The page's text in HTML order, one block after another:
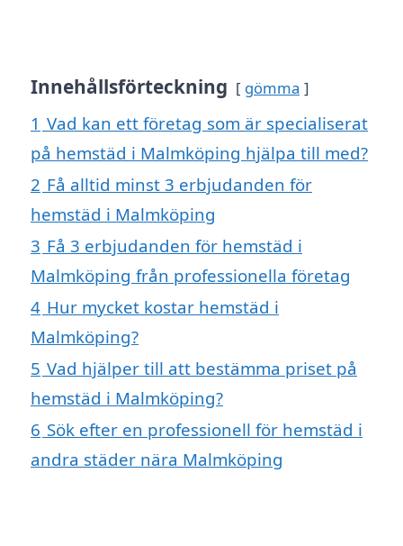
Innehållsförteckning gömma
1 Vad kan ett företag som är specialiserat
på hemstäd i Malmköping hjälpa till med?
2 Få alltid minst 3 erbjudanden för
hemstäd i Malmköping
3 Få 3 erbjudanden för hemstäd i
Malmköping från professionella företag
4 Hur mycket kostar hemstäd i
Malmköping?
5 Vad hjälper till att bestämma priset på
hemstäd i Malmköping?
6 Sök efter en professionell för hemstäd i
andra städer nära Malmköping